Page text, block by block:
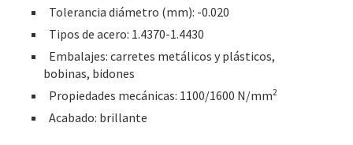
Tolerancia diámetro (mm): -0.020
Tipos de acero: 1.4370-1.4430
Embalajes: carretes metálicos y plásticos,
bobinas, bidones
Propiedades mecánicas: 1100/1600 N/mm2
Acabado: brillante